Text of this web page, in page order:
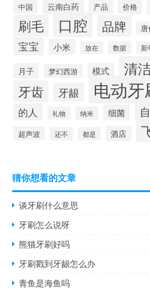
中国 云南白药 产品 价格
刷毛 口腔 品牌 唐
宝宝 小米 放在 数据 新
月子 梦幻西游 模式 清
牙齿 牙龈 电动牙
的人 礼物 纳米 细菌
超声波 还不 都是 酒店
猜你想看的文章
谈牙刷什么意思
牙刷怎么说呀
熊猫牙刷好吗
牙刷戳到牙龈怎么办
青鱼是海鱼吗